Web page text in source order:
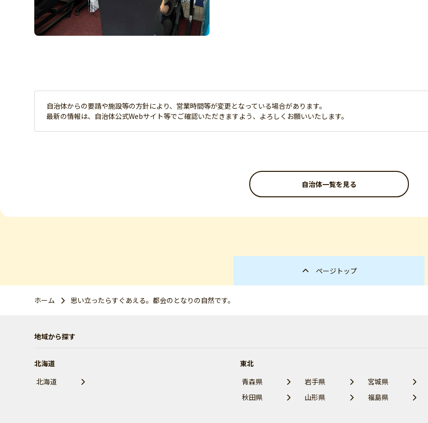
自治体からの要請や施設等の方針により、営業時間等が変更となっている場合があります。
最新の情報は、自治体公式Webサイト等でご確認いただきますよう、よろしくお願いいたします。
自治体一覧を見る
ページトップ
ホーム 思い立ったらすぐあえる。都会のとなりの自然です。
地域から探す
北海道
北海道
東北
青森県
岩手県
宮城県
秋田県
山形県 福島県